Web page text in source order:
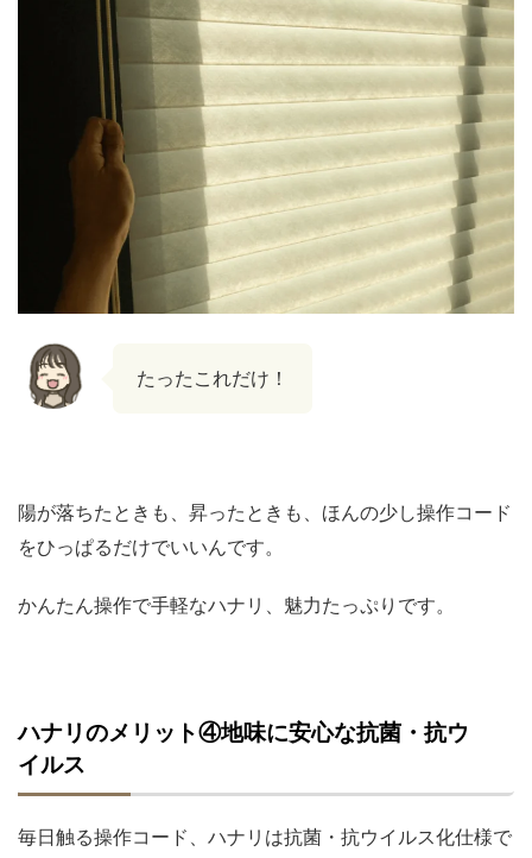
たったこれだけ！
陽が落ちたときも、昇ったときも、ほんの少し操作コード
をひっぱるだけでいいんです。
かんたん操作で手軽なハナリ、魅力たっぷりです。
ハナリのメリット④地味に安心な抗菌・抗ウ
イルス
毎日触る操作コード、ハナリは抗菌・抗ウイルス化仕様で